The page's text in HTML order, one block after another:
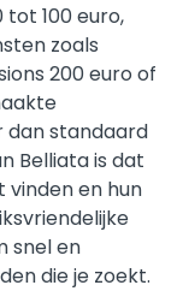
100 euro,
zoals
200 euro of
dan standaard
Belliata is dat
vinden en hun
snel en
die je zoekt.